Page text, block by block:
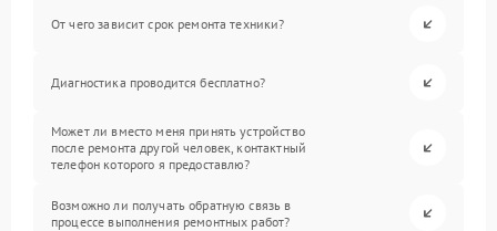
От чего зависит срок ремонта техники?
Диагностика проводится бесплатно?
Может ли вместо меня принять устройство
после ремонта другой человек, контактный
телефон которого я предоставлю?
Возможно ли получать обратную связь в
процессе выполнения ремонтных работ?